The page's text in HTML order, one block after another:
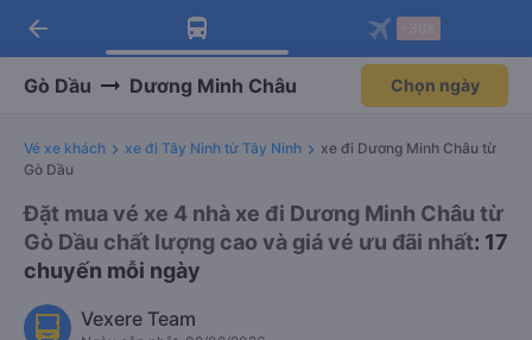
Tải app Vexere ngay!
Nhận ưu đãi thành viên độc
Mở app
Tải app Vexere
-30k/ghế khi đặt vé máy bay qua
Mở app
arrow_back
Gò Dầu Dương Minh Châu Chọn ngày
Vé xe khách xe đi Tây Ninh từ Tây Ninh
xe đi Dương Minh Châu từ
Gò Dầu
Đặt mua vé xe 4 nhà xe đi Dương Minh Châu từ
Gò Dầu chất lượng cao và giá vé ưu đãi nhất: 17
chuyến mỗi ngày
Vexere Team